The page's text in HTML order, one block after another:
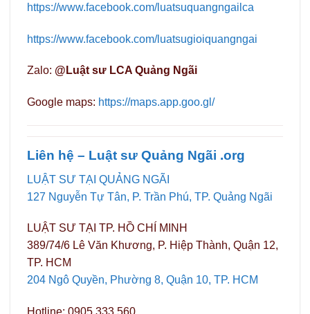
https://www.facebook.com/luatsuquangngailca
https://www.facebook.com/luatsugioiquangngai
Zalo: @Luật sư LCA Quảng Ngãi
Google maps: https://maps.app.goo.gl/
Liên hệ – Luật sư Quảng Ngãi .org
LUẬT SƯ TẠI QUẢNG NGÃI
127 Nguyễn Tự Tân, P. Trần Phú, TP. Quảng Ngãi
LUẬT SƯ TẠI TP. HỒ CHÍ MINH
389/74/6 Lê Văn Khương, P. Hiệp Thành, Quận 12,
TP. HCM
204 Ngô Quyền, Phường 8, Quận 10, TP. HCM